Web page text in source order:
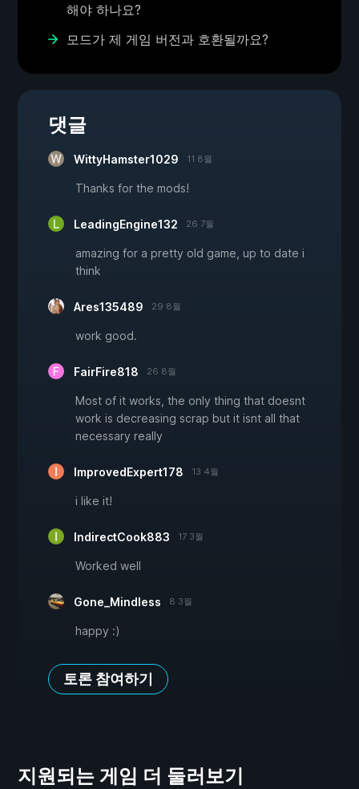
해야 하나요?
모드가 제 게임 버전과 호환될까요?
댓글
WittyHamster1029 11 8월
Thanks for the mods!
LeadingEngine132 26 7월
amazing for a pretty old game, up to date i
think
Ares135489 29 8월
work good.
FairFire818 26 8월
Most of it works, the only thing that doesnt
work is decreasing scrap but it isnt all that
necessary really
ImprovedExpert178 13 4월
i like it!
IndirectCook883 17 3월
Worked well
Gone_Mindless 8 3월
happy :)
토론 참여하기
지원되는 게임 더 둘러보기